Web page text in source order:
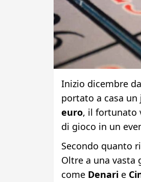
Inizio dicembre
portato a casa
euro, il fortunato
di gioco in un
Secondo quanto
Oltre a una vasta
come Denarie